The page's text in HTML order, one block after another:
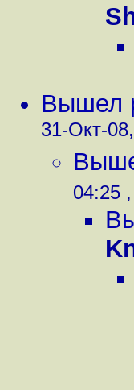
Вышел
31-Окт-
04:25